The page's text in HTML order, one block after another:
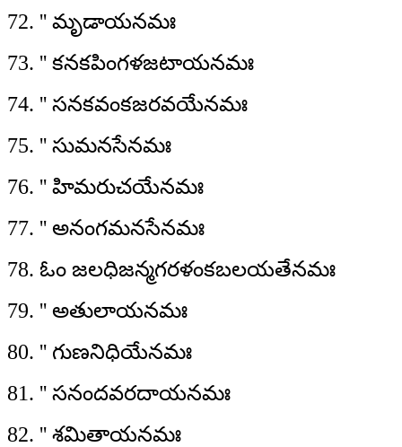
72. '' మృడాయనమః
73. '' కనకపింగళజటాయనమః
74. '' సనకవంకజరవయేనమః
75. '' సుమనసేనమః
76. '' హిమరుచయేనమః
77. '' అనంగమనసేనమః
78. ఓం జలధిజన్మగరళంకబలయతేనమః
79. '' అతులాయనమః
80. '' గుణనిధియేనమః
81. '' సనందవరదాయనమః
82. '' శమితాయనమః